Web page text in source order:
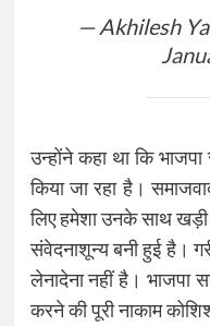
— Akhilesh
उन्होंने कहा था कि भाजपा
किया जा रहा है।
लिए हमेशा उनके साथ खड़ी
संवेदनाशून्य बनी हुई है।
लेनादेना नहीं है। भाजपा
करने की पूरी नाकाम